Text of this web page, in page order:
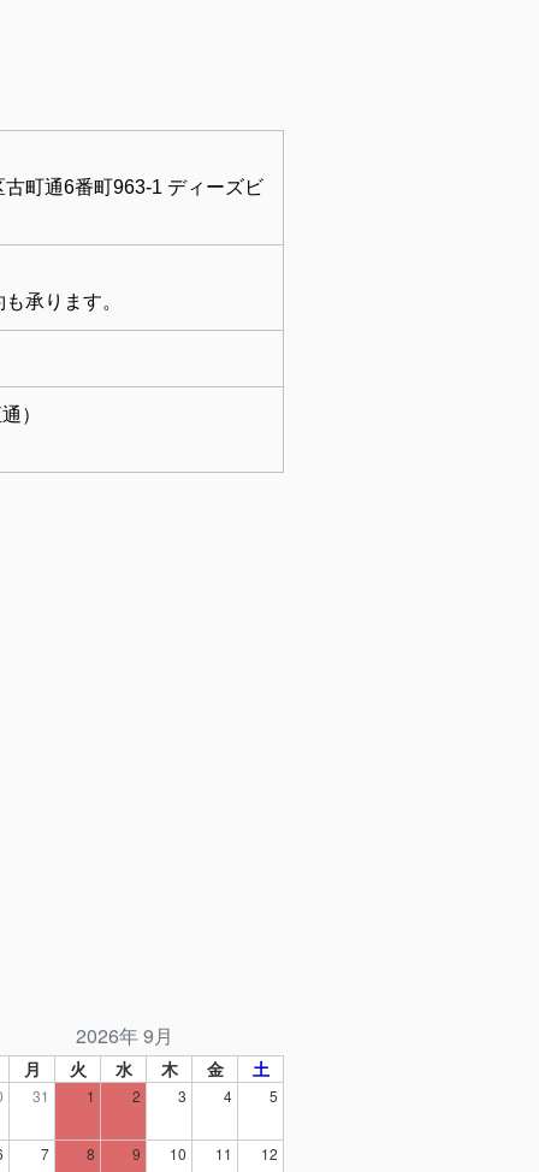
町通6番町963-1 ディーズビ
承ります。
）
2026年 9月
月 火 水 木 金 土
31 1 2 3 4 5
7 8 9 10 11 12